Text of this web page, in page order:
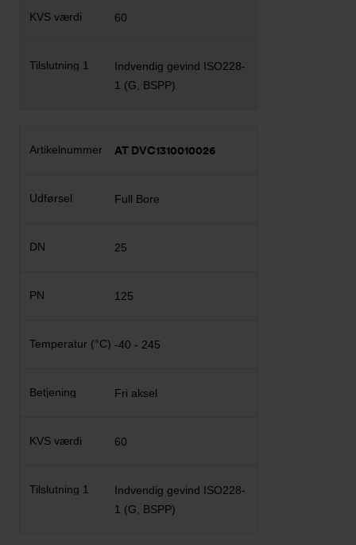
60
Indvendig gevind ISO228-
1 (G, BSPP)
AT DVC1310010026
Full Bore
25
125
-40 - 245
Fri aksel
60
Indvendig gevind ISO228-
1 (G, BSPP)